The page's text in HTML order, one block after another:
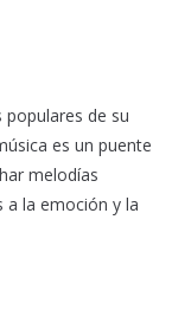
populares de su
es un puente
melodías
a la emoción y la